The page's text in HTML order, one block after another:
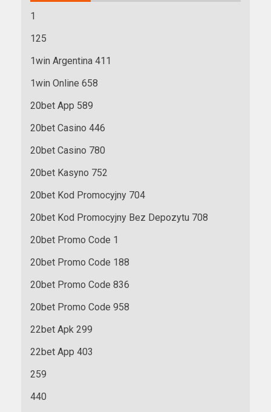
1
125
1win Argentina 411
1win Online 658
20bet App 589
20bet Casino 446
20bet Casino 780
20bet Kasyno 752
20bet Kod Promocyjny 704
20bet Kod Promocyjny Bez Depozytu 708
20bet Promo Code 1
20bet Promo Code 188
20bet Promo Code 836
20bet Promo Code 958
22bet Apk 299
22bet App 403
259
440